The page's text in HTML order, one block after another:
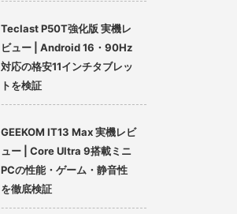
Teclast P50T強化版 実機レ
ビュー | Android 16・90Hz
対応の格安11インチタブレッ
トを検証
GEEKOM IT13 Max 実機レビ
ュー | Core Ultra 9搭載ミニ
PCの性能・ゲーム・静音性
を徹底検証